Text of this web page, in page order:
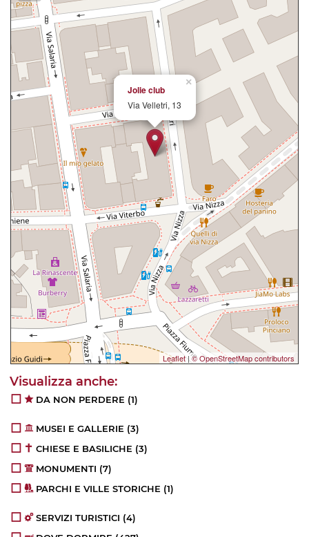
×
Jolie club
Via Velletri, 13
Leaflet|© OpenStreetMap contributors
DA NON PERDERE (1)
MUSEI E GALLERIE (3)
CHIESE E BASILICHE (3)
MONUMENTI (7)
PARCHI E VILLE STORICHE (1)
SERVIZI TURISTICI (4)